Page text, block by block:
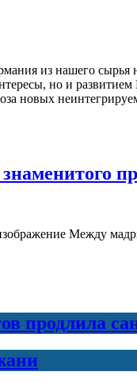
из нашего
но и
новых
Между
продлила